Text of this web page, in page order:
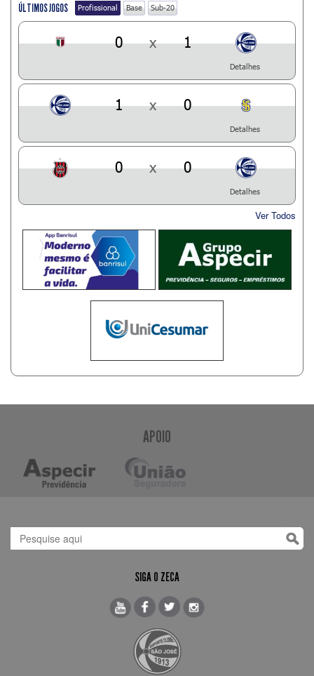
ÚLTIMOS JOGOS Profissional Base Sub-20
0 x 1
Detalhes
1 x 0
Detalhes
0 x 0
Detalhes
Ver Todos
APOIO
SIGA O ZECA